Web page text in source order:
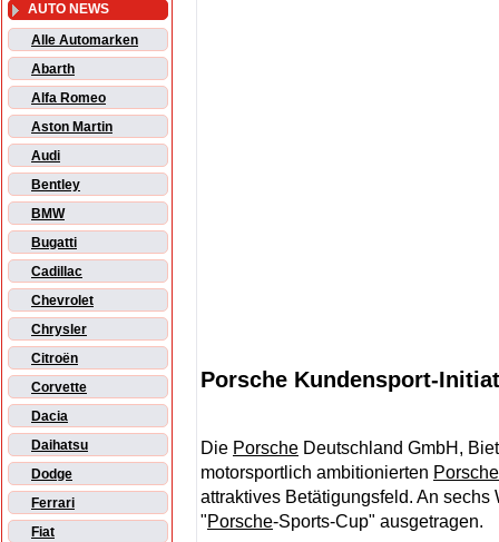
AUTO NEWS
Alle Automarken
Abarth
Alfa Romeo
Aston Martin
Audi
Bentley
BMW
Bugatti
Cadillac
Chevrolet
Chrysler
Citroën
Corvette
Dacia
Daihatsu
Dodge
Ferrari
Fiat
Porsche Kundensport-
Die Porsche Deutschland GmbH,
motorsportlich ambitionierten Porsche
attraktives Betätigungsfeld. An
"Porsche-Sports-Cup" ausgetragen.